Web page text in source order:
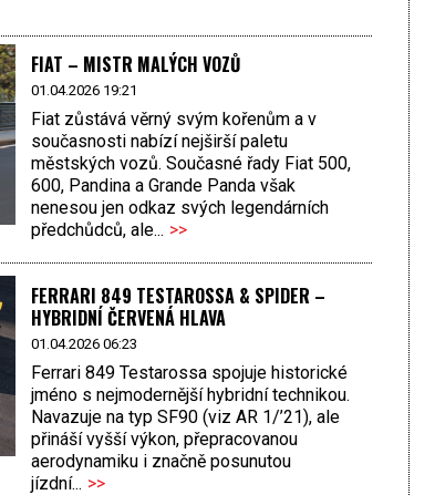
FIAT – MISTR MALÝCH VOZŮ
01.04.2026 19:21
Fiat zůstává věrný svým kořenům a v
současnosti nabízí nejširší paletu
městských vozů. Současné řady Fiat 500,
600, Pandina a Grande Panda však
nenesou jen odkaz svých legendárních
předchůdců, ale... >>
FERRARI 849 TESTAROSSA & SPIDER –
HYBRIDNÍ ČERVENÁ HLAVA
01.04.2026 06:23
Ferrari 849 Testarossa spojuje historické
jméno s nejmodernější hybridní technikou.
Navazuje na typ SF90 (viz AR 1/’21), ale
přináší vyšší výkon, přepracovanou
aerodynamiku i značně posunutou
jízdní... >>